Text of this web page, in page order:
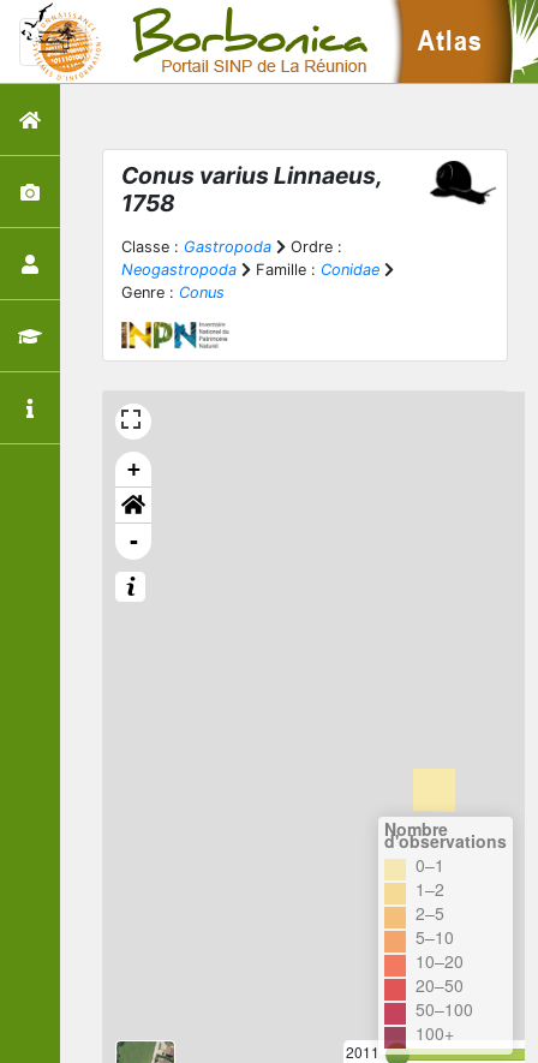
Conus varius Linnaeus,
1758
Classe : Gastropoda
Ordre :
Neogastropoda
Famille : Conidae
Genre : Conus
+
-
2011
Nombre
d'observations
0–1
1–2
2–5
5–10
10–20
20–50
50–100
100+